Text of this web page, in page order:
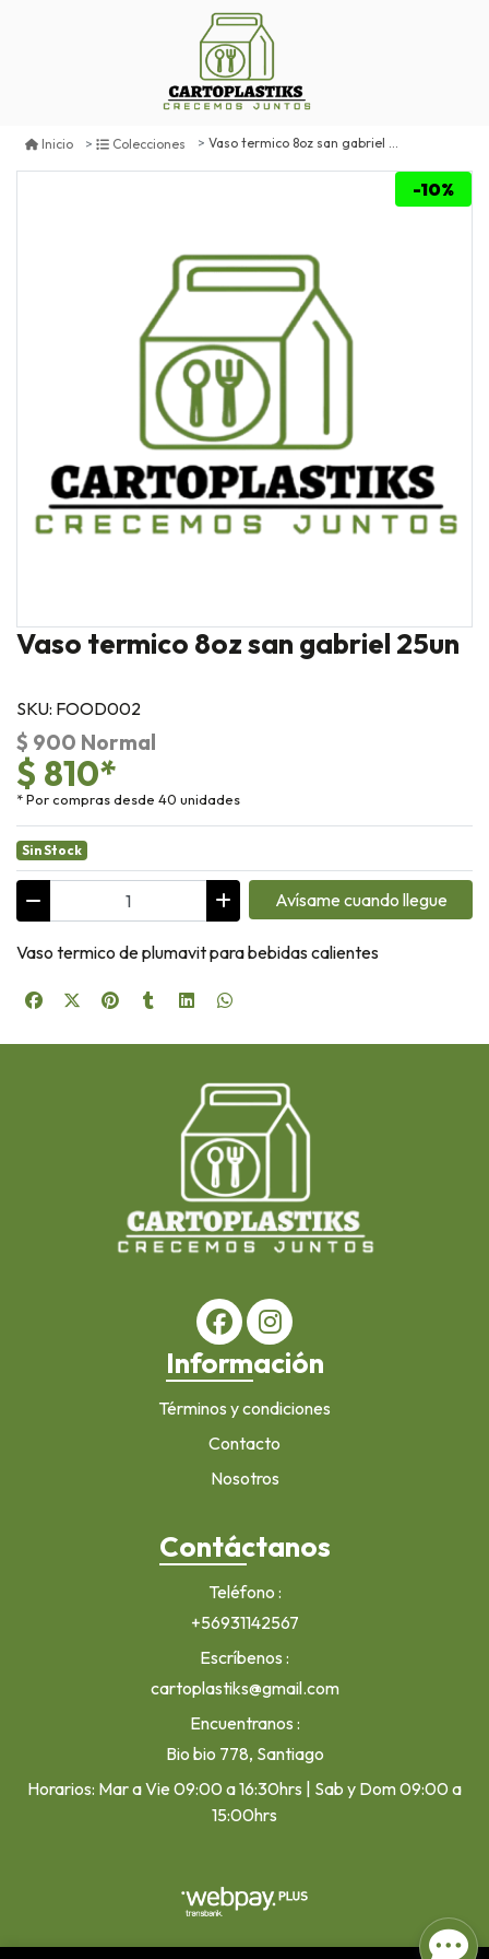
Inicio Colecciones Vaso termico 8oz san gabriel 25un
-10%
Vaso termico 8oz san gabriel 25un
SKU: FOOD002
$ 900 Normal
$ 810*
* Por compras desde 40 unidades
Sin Stock
Avísame cuando llegue
Vaso termico de plumavit para bebidas calientes
Información
Términos y condiciones
Contacto
Nosotros
Contáctanos
Teléfono
+56931142567
Escríbenos
cartoplastiks@gmail.com
Encuentranos
Bio bio 778, Santiago
Horarios: Mar a Vie 09:00 a 16:30hrs | Sab y Dom 09:00 a
15:00hrs